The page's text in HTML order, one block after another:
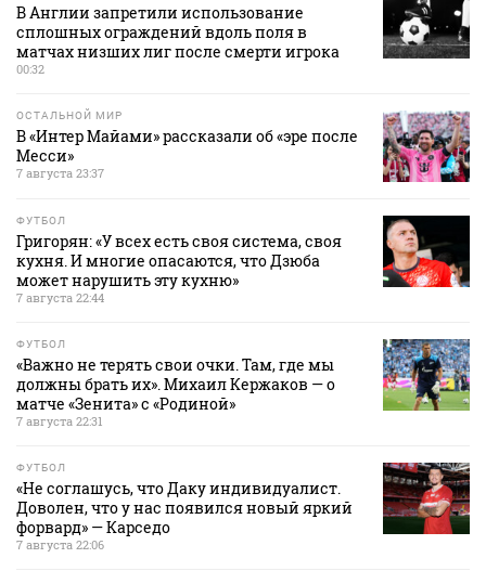
В Англии запретили использование
сплошных ограждений вдоль поля в
матчах низших лиг после смерти игрока
00:32
ОСТАЛЬНОЙ МИР
В «Интер Майами» рассказали об «эре после
Месси»
7 августа 23:37
ФУТБОЛ
Григорян: «У всех есть своя система, своя
кухня. И многие опасаются, что Дзюба
может нарушить эту кухню»
7 августа 22:44
ФУТБОЛ
«Важно не терять свои очки. Там, где мы
должны брать их». Михаил Кержаков — о
матче «Зенита» с «Родиной»
7 августа 22:31
ФУТБОЛ
«Не соглашусь, что Даку индивидуалист.
Доволен, что у нас появился новый яркий
форвард» — Карседо
7 августа 22:06